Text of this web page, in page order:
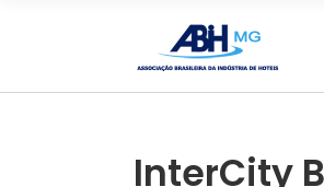
InterCity